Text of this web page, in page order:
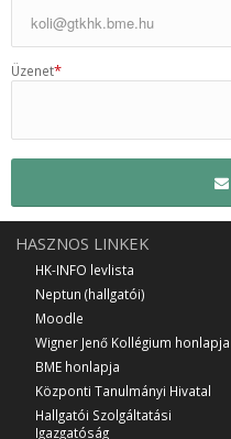
Üzenet*
HASZNOS LINKEK
HK-INFO levlista
Neptun (hallgatói)
Moodle
Wigner Jenő Kollégium honlapja
BME honlapja
Központi Tanulmányi Hivatal
Hallgatói Szolgáltatási
Igazgatóság